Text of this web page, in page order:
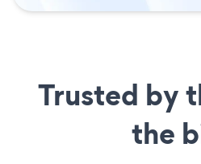
Trusted by
the